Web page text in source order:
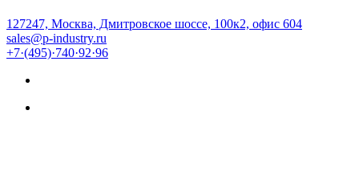
127247, Москва, Дмитровское шоссе, 100к2, офис 604
sales@p-industry.ru
+7·(495)·740·92·96